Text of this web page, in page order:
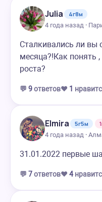
Julia
4г8м
4 года назад ·
Сталкивались ли вы
месяца?!Как понять
роста?
💬 9ответов❤️ 1
Elmira 5г5м
4 года назад ·
31.01.2022 первые
💬 7ответов❤️ 4